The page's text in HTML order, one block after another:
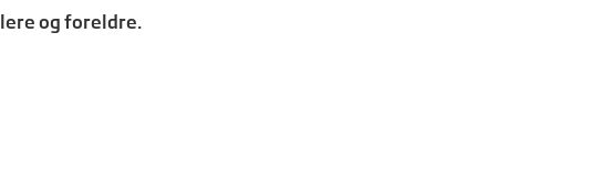
og foreldre.